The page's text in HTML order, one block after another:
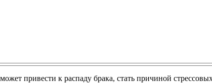
привести к распаду брака, стать причиной